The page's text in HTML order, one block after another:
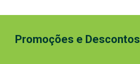
Promoções e Descontos